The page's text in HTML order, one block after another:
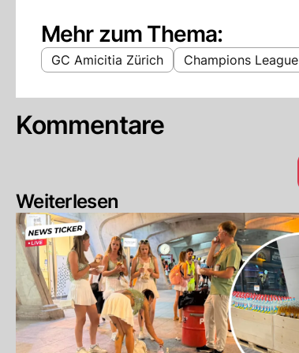
Mehr zum Thema:
GC Amicitia Zürich Champions League
Kommentare
Weiterlesen